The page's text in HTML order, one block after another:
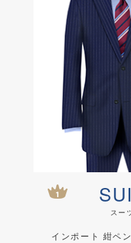
スー
インポート 紺ペ